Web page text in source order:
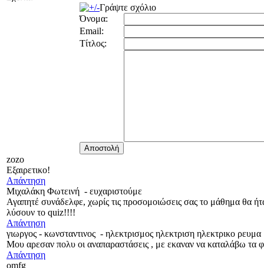
Γράψτε σχόλιο
Όνομα:
Email:
Τίτλος:
zozo
Εξαιρετικο!
Απάντηση
Μιχαλάκη Φωτεινή - ευχαριστούμε
Αγαπητέ συνάδελφε, χωρίς τις προσομοιώσεις σας το μάθημα θα
λύσουν το quiz!!!!
Απάντηση
γιωργος - κωνσταντινος - ηλεκτρισμος ηλεκτριση ηλεκτρικο ρευμα
Μου αρεσαν πολυ οι αναπαραστάσεις , με εκαναν να καταλάβω τα
Απάντηση
omfg